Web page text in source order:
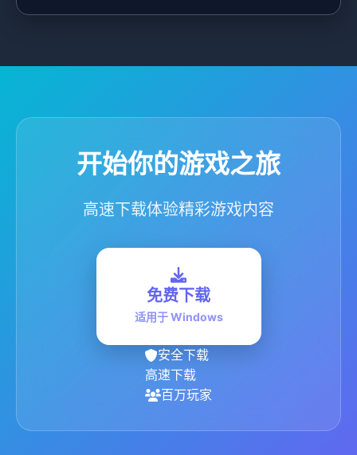
开始你的游戏之旅
高速下载体验精彩游戏内容
免费下载
适用于 Windows
安全下载
高速下载
百万玩家